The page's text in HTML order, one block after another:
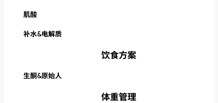
肌酸
补水&电解质
饮食方案
生酮&原始人
体重管理